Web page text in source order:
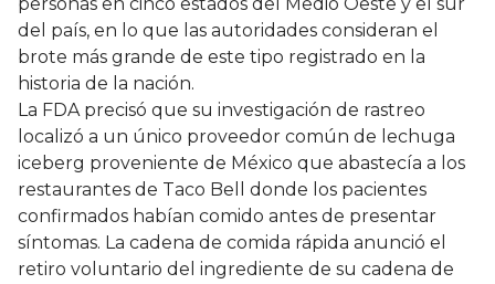
del país, en lo que las autoridades consideran el
brote más grande de este tipo registrado en la
historia de la nación.
La FDA precisó que su investigación de rastreo
localizó a un único proveedor común de lechuga
iceberg proveniente de México que abastecía a los
restaurantes de Taco Bell donde los pacientes
confirmados habían comido antes de presentar
síntomas. La cadena de comida rápida anunció el
retiro voluntario del ingrediente de su cadena de